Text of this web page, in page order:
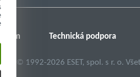
Technická podpora
© 1992-2026 ESET, spol. s r. o.